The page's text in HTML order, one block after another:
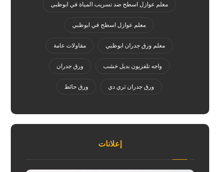
معلم عوازل اسطح ضد تسريب المياة في ابوظبي
معلم عوازل اسطح في ابوظبي
معلم ورق جدران ابوظبي مقاولات عامة
واجه تلفزيون بديل خشب ورق جدران
ورق جدران ثري دي ورق حائط
إعلانات